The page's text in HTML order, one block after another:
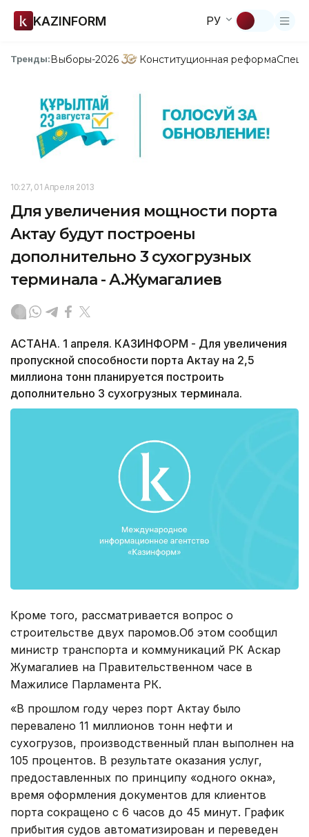
KAZINFORM РУ
Тренды:Выборы-2026 Конституционная реформа
10:27, 01 Апреля 2013
Для увеличения мощности порта
Актау будут построены
дополнительно 3 сухогрузных
терминала - А.Жумагалиев
АСТАНА. 1 апреля. КАЗИНФОРМ - Для увеличения
пропускной способности порта Актау на 2,5
миллиона тонн планируется построить
дополнительно 3 сухогрузных терминала.
Кроме того, рассматривается вопрос о
строительстве двух паромов.Об этом сообщил
министр транспорта и коммуникаций РК Аскар
Жумагалиев на Правительственном часе в
Мажилисе Парламента РК.
«В прошлом году через порт Актау было
перевалено 11 миллионов тонн нефти и
сухогрузов, производственный план выполнен на
105 процентов. В результате оказания услуг,
предоставленных по принципу «одного окна»,
время оформления документов для клиентов
порта сокращено с 6 часов до 45 минут. График
прибытия судов автоматизирован и переведен